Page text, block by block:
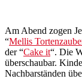
Am Abend zogen
“Mellis
der “Cake it“. Die
überschaubar.
Nachbarständen